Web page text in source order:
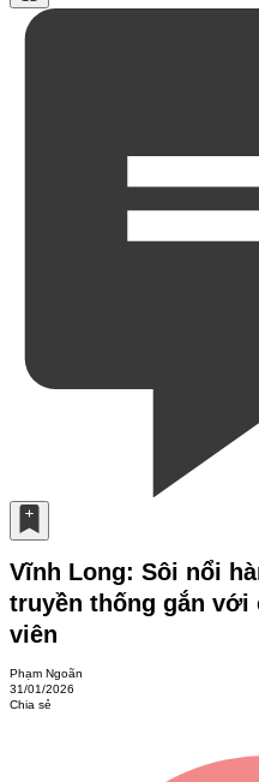
Vĩnh Long: Sôi nổi
truyền thống gắn với
viên
Phạm Ngoãn
31/01/2026
Chia sẻ